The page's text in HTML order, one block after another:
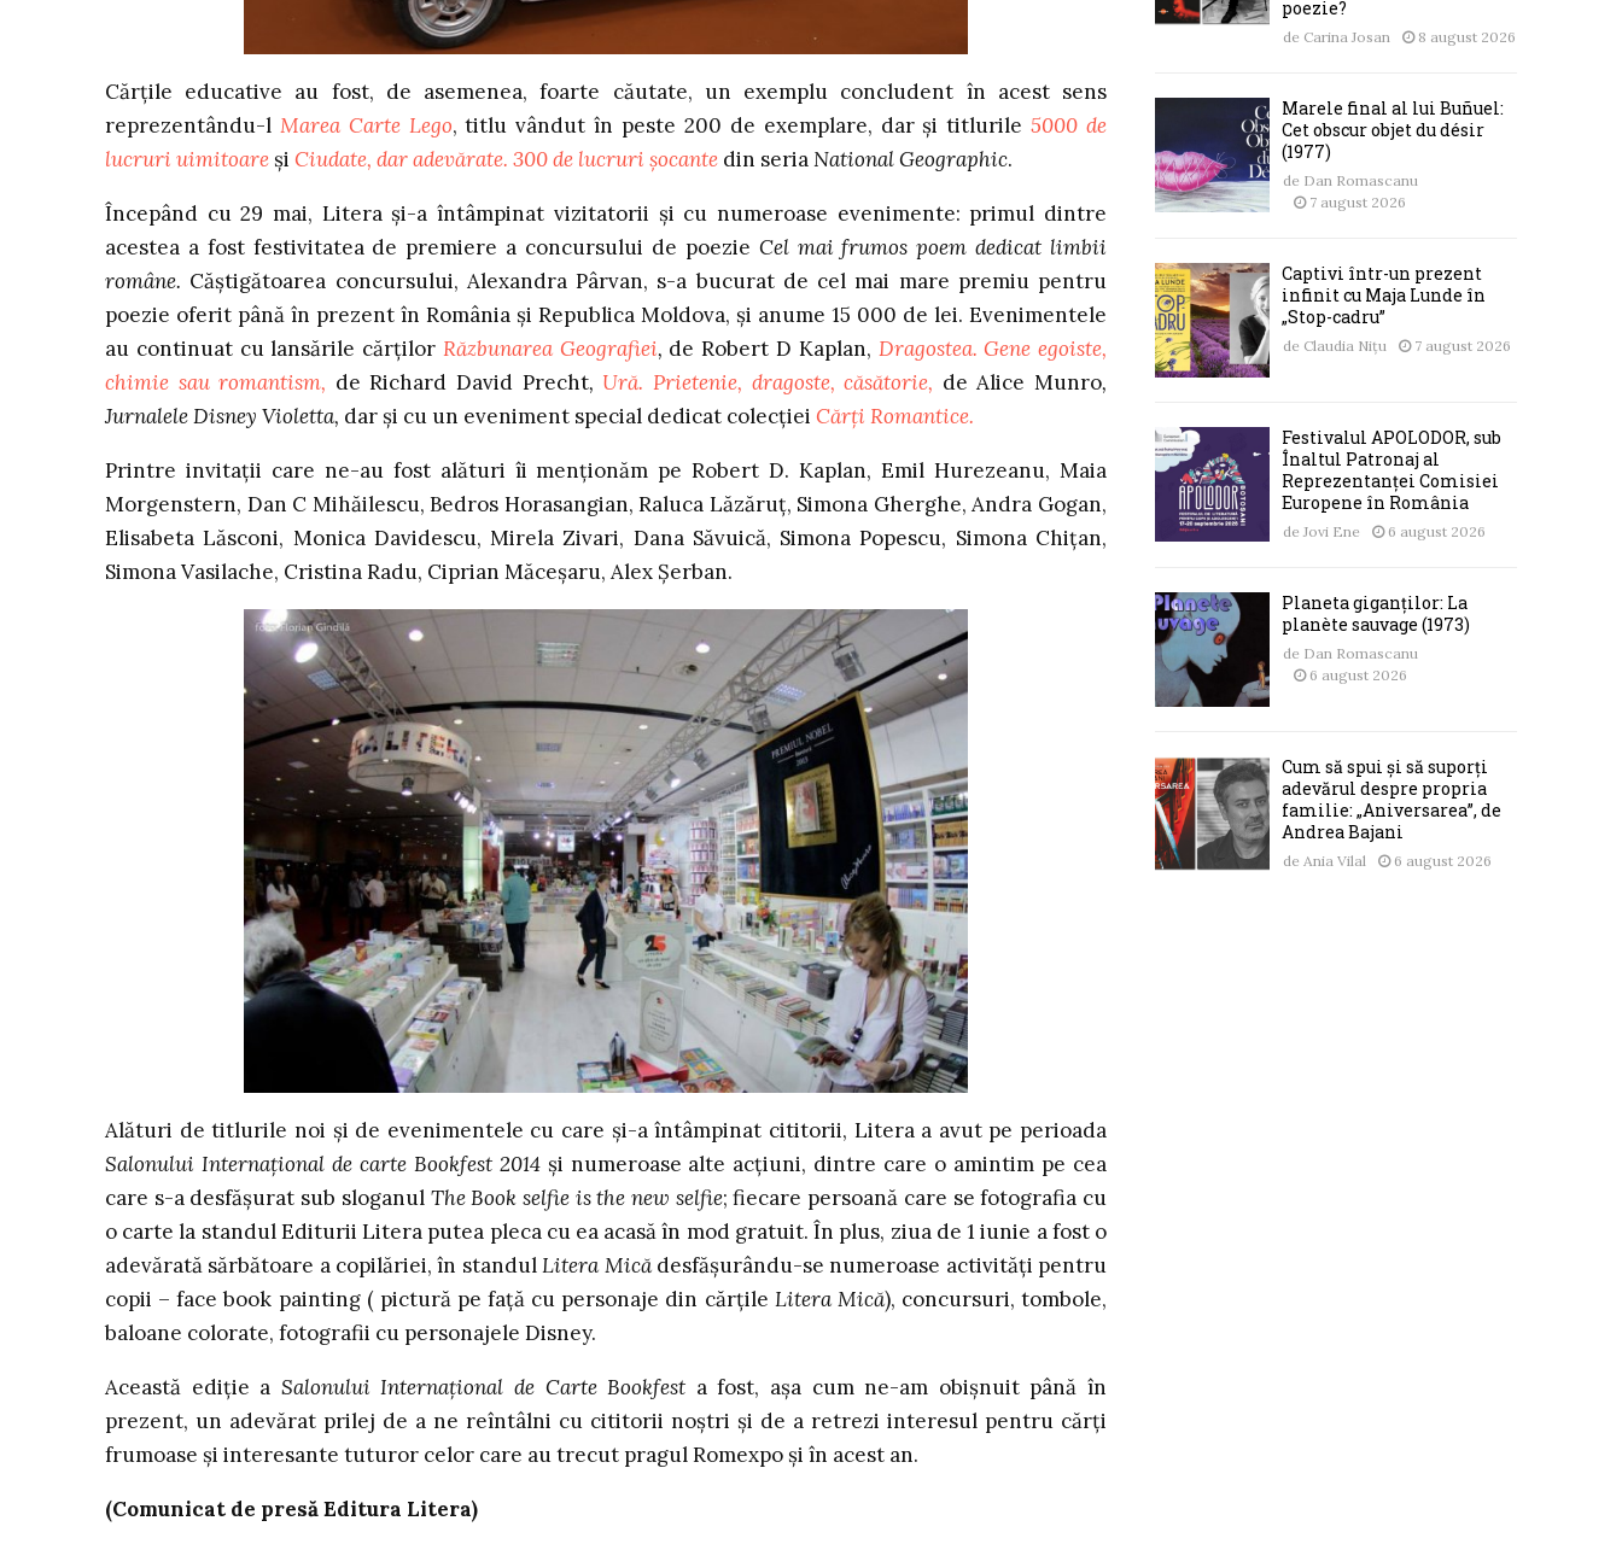
Cărțile educative au fost, de asemenea, foarte căutate, un exemplu concludent în acest sens
reprezentându-l Marea Carte Lego, titlu vândut în peste 200 de exemplare, dar și titlurile5000 de
lucruri uimitoare și Ciudate, dar adevărate. 300 de lucruri șocante din seriaNational Geographic.
Începând cu 29 mai, Litera și-a întâmpinat vizitatorii și cu numeroase evenimente: primul dintre
acestea a fost festivitatea de premiere a concursului de poezie Cel mai frumos poem dedicat limbii
române. Căștigătoarea concursului, Alexandra Pârvan, s-a bucurat de cel mai mare premiu pentru
poezie oferit până în prezent în România și Republica Moldova, și anume 15 000 de lei. Evenimentele
au continuat cu lansările cărților Răzbunarea Geografiei, de Robert D Kaplan, Dragostea. Gene egoiste,
chimie sau romantism, de Richard David Precht, Ură. Prietenie, dragoste, căsătorie, de Alice Munro,
Jurnalele Disney Violetta, dar și cu un eveniment special dedicat colecției Cărți Romantice.
Printre invitații care ne-au fost alături îi menționăm pe Robert D. Kaplan, Emil Hurezeanu, Maia
Morgenstern, Dan C Mihăilescu, Bedros Horasangian, Raluca Lăzăruț, Simona Gherghe, Andra Gogan,
Elisabeta Lăsconi, Monica Davidescu, Mirela Zivari, Dana Săvuică, Simona Popescu, Simona Chițan,
Simona Vasilache, Cristina Radu, Ciprian Măceșaru, Alex Șerban.
Alături de titlurile noi și de evenimentele cu care și-a întâmpinat cititorii, Litera a avut pe perioada
Salonului Internațional de carte Bookfest 2014și numeroase alte acțiuni, dintre care o amintim pe cea
care s-a desfășurat sub sloganul The Book selfie is the new selfie; fiecare persoană care se fotografia cu
o carte la standul Editurii Litera putea pleca cu ea acasă în mod gratuit. În plus, ziua de 1 iunie a fost o
adevărată sărbătoare a copilăriei, în standulLitera Micădesfășurându-se numeroase activități pentru
copii – face book painting ( pictură pe față cu personaje din cărțile Litera Mică), concursuri, tombole,
baloane colorate, fotografii cu personajele Disney.
Această ediție a Salonului Internațional de Carte Bookfest a fost, așa cum ne-am obișnuit până în
prezent, un adevărat prilej de a ne reîntâlni cu cititorii noștri și de a retrezi interesul pentru cărți
frumoase și interesante tuturor celor care au trecut pragul Romexpo și în acest an.
(Comunicat de presă Editura Litera)
poezie?
de Carina Josan 8 august 2026
Marele final al lui Buñuel:
Cet obscur objet du désir
(1977)
de Dan Romascanu
7 august 2026
Captivi într-un prezent
infinit cu Maja Lunde în
„Stop-cadru”
de Claudia Nițu 7 august 2026
Festivalul APOLODOR, sub
Înaltul Patronaj al
Reprezentanței Comisiei
Europene în România
de Jovi Ene 6 august 2026
Planeta giganților: La
planète sauvage (1973)
de Dan Romascanu
6 august 2026
Cum să spui și să suporți
adevărul despre propria
familie: „Aniversarea”, de
Andrea Bajani
de Ania Vilal 6 august 2026